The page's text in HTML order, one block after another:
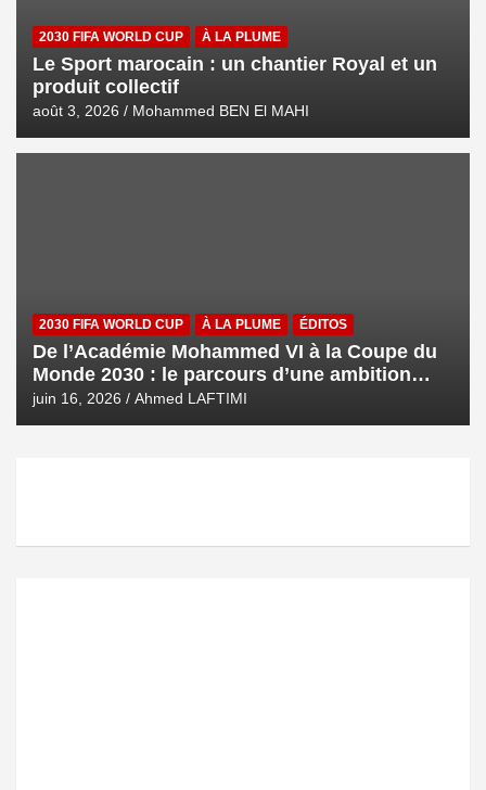
2030 FIFA WORLD CUP À LA PLUME
Le Sport marocain : un chantier Royal et un
produit collectif
août 3, 2026 Mohammed BEN El MAHI
2030 FIFA WORLD CUP À LA PLUME ÉDITOS
De l’Académie Mohammed VI à la Coupe du
Monde 2030 : le parcours d’une ambition
royale
juin 16, 2026 Ahmed LAFTIMI